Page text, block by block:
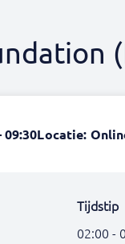
09:30Locatie:
Tijdstip
02:00 -